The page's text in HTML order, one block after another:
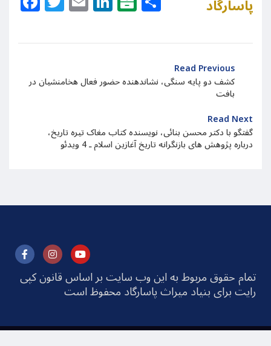
پاسارگاد
Read Previous
کشف دو پایه سنگی، نشاندهنده حضور فعال هخامنشیان در
بافت
Read Next
گفتگو با دکتر محسن بنائی، نویسنده کتاب مغاک تیره تاریخ،
درباره پژوهش های بازنگرانه تاریخ آغازین اسلام ـ 4 ویدئو
تمام حقوق مربوط به این وب سایت بر اساس قانون کپی
رایت برای بنیاد میراث پاسارگاد محفوظ است